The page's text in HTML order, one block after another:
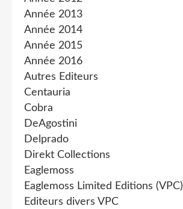
Année 2013
Année 2014
Année 2015
Année 2016
Autres Editeurs
Centauria
Cobra
DeAgostini
Delprado
Direkt Collections
Eaglemoss
Eaglemoss Limited Editions (VPC)
Editeurs divers VPC